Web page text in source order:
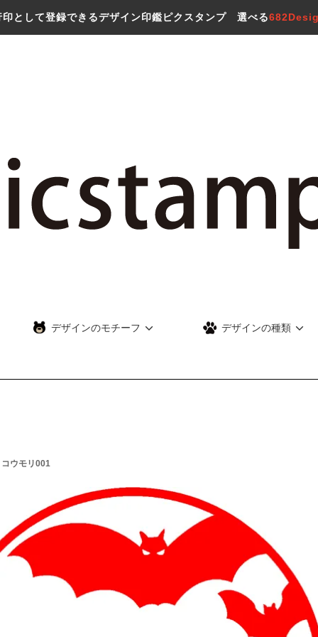
印として登録できるデザイン印鑑ピクスタンプ 選べる
デザインのモチーフ デザインの種類
コウモリ001